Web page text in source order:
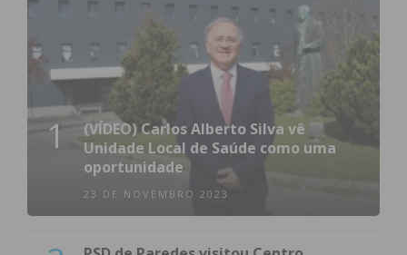
1
(VÍDEO) Carlos Alberto Silva vê
Unidade Local de Saúde como uma
oportunidade
23 DE NOVEMBRO 2023